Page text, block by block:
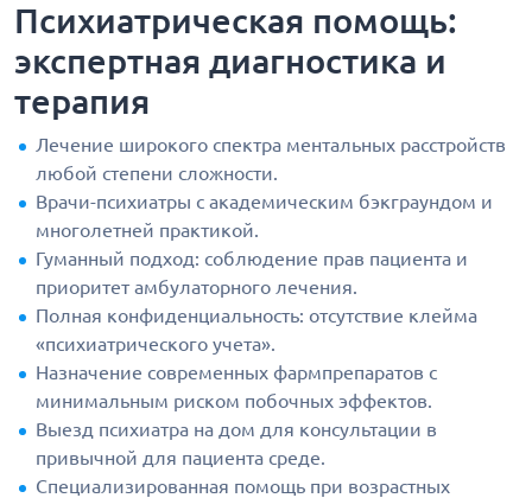
Психиатрическая помощь:
экспертная диагностика и
терапия
Лечение широкого спектра ментальных расстройств
любой степени сложности.
Врачи-психиатры с академическим бэкграундом и
многолетней практикой.
Гуманный подход: соблюдение прав пациента и
приоритет амбулаторного лечения.
Полная конфиденциальность: отсутствие клейма
«психиатрического учета».
Назначение современных фармпрепаратов с
минимальным риском побочных эффектов.
Выезд психиатра на дом для консультации в
привычной для пациента среде.
Специализированная помощь при возрастных